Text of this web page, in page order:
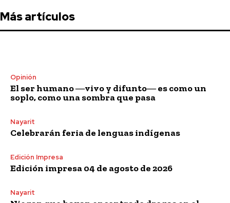
Más artículos
Opinión
El ser humano ―vivo y difunto― es como un
soplo, como una sombra que pasa
Nayarit
Celebrarán feria de lenguas indígenas
Edición Impresa
Edición impresa 04 de agosto de 2026
Nayarit